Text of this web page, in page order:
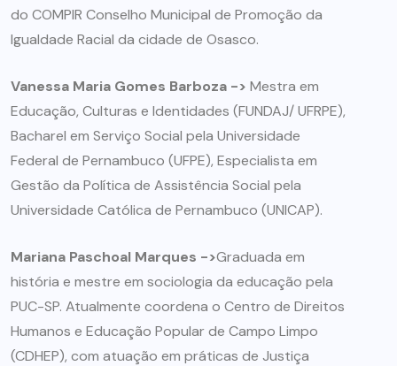
do COMPIR Conselho Municipal de Promoção da
Igualdade Racial da cidade de Osasco.
Vanessa Maria Gomes Barboza -> Mestra em
Educação, Culturas e Identidades (FUNDAJ/ UFRPE),
Bacharel em Serviço Social pela Universidade
Federal de Pernambuco (UFPE), Especialista em
Gestão da Política de Assistência Social pela
Universidade Católica de Pernambuco (UNICAP).
Mariana Paschoal Marques ->Graduada em
história e mestre em sociologia da educação pela
PUC-SP. Atualmente coordena o Centro de Direitos
Humanos e Educação Popular de Campo Limpo
(CDHEP), com atuação em práticas de Justiça